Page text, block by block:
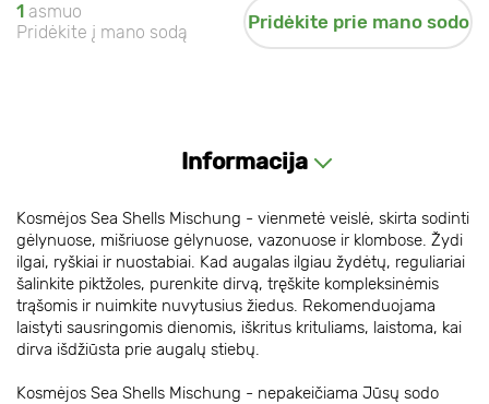
1 asmuo
Pridėkite į mano sodą
Pridėkite prie mano sodo
Informacija
Kosmėjos Sea Shells Mischung - vienmetė veislė, skirta sodinti
gėlynuose, mišriuose gėlynuose, vazonuose ir klombose. Žydi
ilgai, ryškiai ir nuostabiai. Kad augalas ilgiau žydėtų, reguliariai
šalinkite piktžoles, purenkite dirvą, tręškite kompleksinėmis
trąšomis ir nuimkite nuvytusius žiedus. Rekomenduojama
laistyti sausringomis dienomis, iškritus krituliams, laistoma, kai
dirva išdžiūsta prie augalų stiebų.
Kosmėjos Sea Shells Mischung - nepakeičiama Jūsų sodo